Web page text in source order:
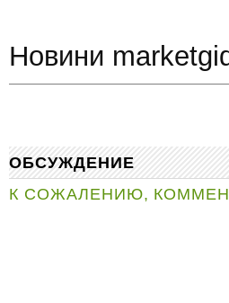
Новини
ОБСУЖДЕНИЕ
К СОЖАЛЕНИЮ,